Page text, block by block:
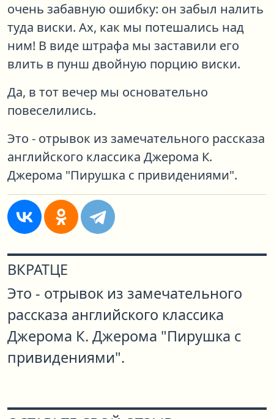
очень забавную ошибку: он забыл налить
туда виски. Ах, как мы потешались над
ним! В виде штрафа мы заставили его
влить в пунш двойную порцию виски.
Да, в тот вечер мы основательно
повеселились.
Это - отрывок из замечательного рассказа
английского классика Джерома К.
Джерома "Пирушка с привидениями".
ВКРАТЦЕ
Это - отрывок из замечательного
рассказа английского классика
Джерома К. Джерома "Пирушка с
привидениями".